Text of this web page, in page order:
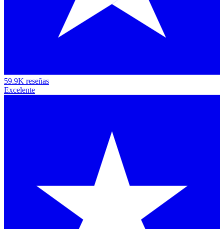
59.9K reseñas
Excelente